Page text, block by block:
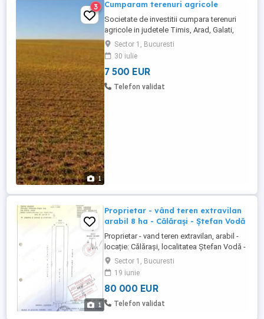
1
3 Cumparam terenuri agricole
Societate de investitii cumpara terenuri
agricole in judetele Timis, Arad, Galati,
Braila, Ialomita. Oferim pretul cel mai bun
in zona.
Sector 1, Bucuresti
30 iulie
7 500 EUR
Telefon validat
1
Proprietar - vând teren extravilan
arabil 8 ha - Călărași - Ștefan Vodă
Proprietar - vand teren extravilan, arabil -
locație: Călărași, localitatea Ștefan Vodă -
8 000 mp - pret: 10.000 euro 1 ha Accept
credit sau plata cash.
Sector 1, Bucuresti
19 iunie
80 000 EUR
Telefon validat